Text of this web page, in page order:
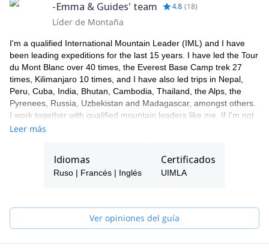
-Emma & Guides' team 4.8 (18)
Líder de Montaña
I'm a qualified International Mountain Leader (IML) and I have
been leading expeditions for the last 15 years. I have led the Tour
du Mont Blanc over 40 times, the Everest Base Camp trek 27
times, Kilimanjaro 10 times, and I have also led trips in Nepal,
Peru, Cuba, India, Bhutan, Cambodia, Thailand, the Alps, the
Pyrenees, Russia, Uzbekistan and Madagascar, amongst others.
I work together with qualified mountain leaders like me, If I'm not
available to guide you, one of my colleagues will take care of you.
Manaslu, the 8th highest mountain in the world (8156m).
Fluent in French, Russian and Spanish, I also work as an
Leer más
Idiomas
Ruso | Francés | Inglés
Certificados
UIMLA
Ver opiniones del guía